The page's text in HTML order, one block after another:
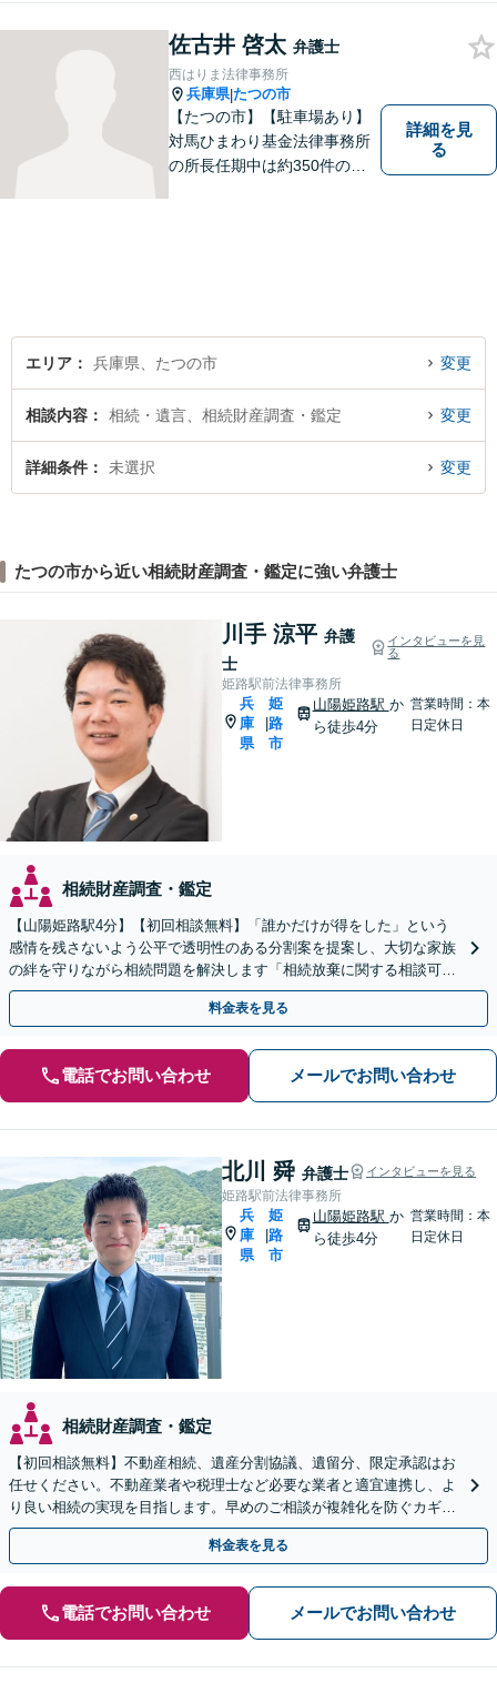
し、不安にならない弁護を心
がけております。【初回無料
相談】
佐古井 啓太 弁護士
西はりま法律事務所
兵庫県|たつの市
【たつの市】【駐車場あり】
対馬ひまわり基金法律事務所
の所長任期中は約350件のご
詳細を見
る
エリア 兵庫県、たつの市 変更
相談内容 相続・遺言、相続財産調査・鑑定 変更
詳細条件 未選択 変更
たつの市から近い相続財産調査・鑑定に強い弁護士
川手 涼平 弁護
士
インタビューを見
る
姫路駅前法律事務所
兵
庫
県
姫
路
市
山陽姫路駅 か
ら徒歩4分
営業時間：本
日定休日
相続財産調査・鑑定
【山陽姫路駅4分】【初回相談無料】「誰かだけが得をした」という
感情を残さないよう公平で透明性のある分割案を提案し、大切な家族
の絆を守りながら相続問題を解決します「相続放棄に関する相談可」
「大切な人へ想いを遺す遺言書の作成」【完全個室相談】
料金表を見る
電話でお問い合わせ メールでお問い合わせ
北川 舜 弁護士 インタビューを見る
姫路駅前法律事務所
兵
庫
県
姫
路
市
山陽姫路駅 か
ら徒歩4分
営業時間：本
日定休日
相続財産調査・鑑定
【初回相談無料】不動産相続、遺産分割協議、遺留分、限定承認はお
任せください。不動産業者や税理士など必要な業者と適宜連携し、よ
り良い相続の実現を目指します。早めのご相談が複雑化を防ぐカギと
なります【夜間／休日相談可】
料金表を見る
電話でお問い合わせ メールでお問い合わせ